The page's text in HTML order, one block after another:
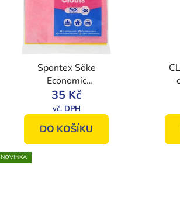
Spontex Söke
Economic
rychloutěrka,
univerzální pevná
netkaná utěrka, 3 ks
35 Kč
DO KOŠÍKU
NOVINKA